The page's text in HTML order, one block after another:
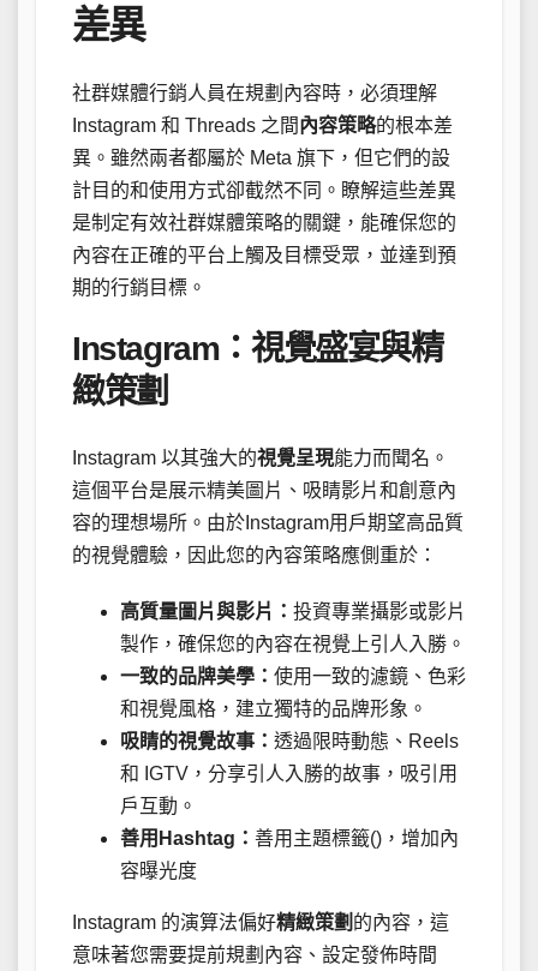
差異
社群媒體行銷人員在規劃內容時，必須理解
Instagram 和 Threads 之間內容策略的根本差
異。雖然兩者都屬於 Meta 旗下，但它們的設
計目的和使用方式卻截然不同。瞭解這些差異
是制定有效社群媒體策略的關鍵，能確保您的
內容在正確的平台上觸及目標受眾，並達到預
期的行銷目標。
Instagram：視覺盛宴與精
緻策劃
Instagram 以其強大的視覺呈現能力而聞名。
這個平台是展示精美圖片、吸睛影片和創意內
容的理想場所。由於Instagram用戶期望高品質
的視覺體驗，因此您的內容策略應側重於：
高質量圖片與影片： 投資專業攝影或影片
製作，確保您的內容在視覺上引人入勝。
一致的品牌美學： 使用一致的濾鏡、色彩
和視覺風格，建立獨特的品牌形象。
吸睛的視覺故事： 透過限時動態、Reels
和 IGTV，分享引人入勝的故事，吸引用
戶互動。
善用Hashtag： 善用主題標籤()，增加內
容曝光度
Instagram 的演算法偏好精緻策劃 的內容，這
意味著您需要提前規劃內容、設定發佈時間